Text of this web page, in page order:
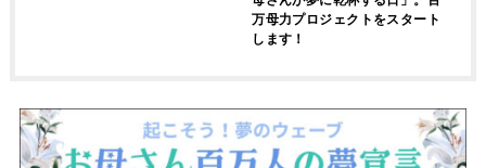
万母力プロジェクトをスタート
します！